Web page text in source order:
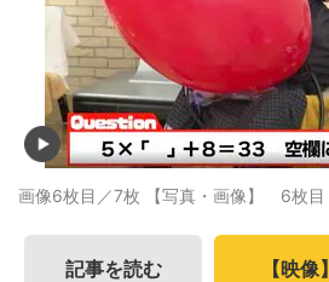
画像6枚目／7枚 【写真・画像】 6枚目
記事を読む 【映